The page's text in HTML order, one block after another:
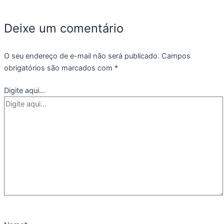
Deixe um comentário
O seu endereço de e-mail não será publicado. Campos
obrigatórios são marcados com *
Digite aqui...